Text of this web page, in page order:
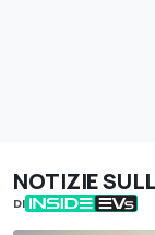
NOTIZIE
DI